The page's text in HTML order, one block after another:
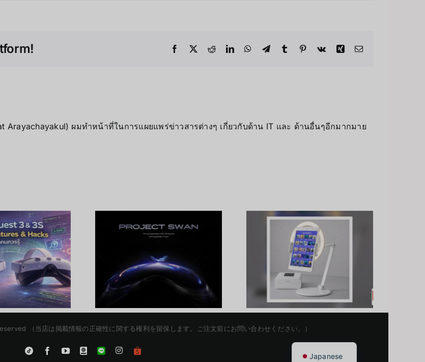
ผมทำหน้าที่ในการแผยแพร่ข่าวสารต่างๆ เกี่ยวกับด้าน IT และ ด้านอื่นๆอีกมากมาย
Project Swan
มละเอียด 45
สูงสุดในตลาด
บุกสหรัฐฯ ครั้ง
แรก
Beyond
Imagination: เปิด
มิติใหม่แห่งอนาคต
กับนวัตกรรม AI
Photobooth
เปรียบเทียบ Jetson
Orin Nano vs NX:
เลือกแพลตฟอร์ม
Edge AI ให้เหมาะ
กับงานคุณ
（当店は掲載情報の正確性に関する権利を留保します。ご注文前にお問い合わせください。）
Japanese
Korean